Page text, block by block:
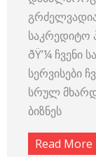
საკრედიტო
ðŸ’¼ ჩვენი
სერვისები
სრულ
ბიზნეს
Read More